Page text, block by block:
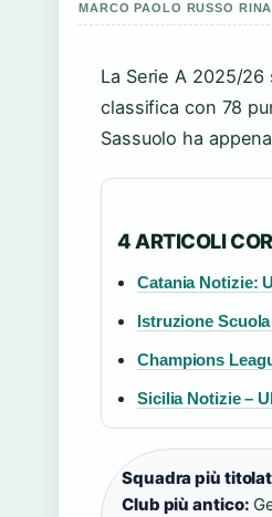
MARCO PAOLO RUSSO
La Serie A 2025/26
classifica con 78
Sassuolo ha
4 ARTICOLI
Catania Notizie:
Istruzione
Champions
Sicilia Notizie –
Squadra più
Club più antico: